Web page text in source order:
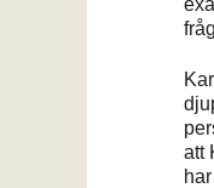
att